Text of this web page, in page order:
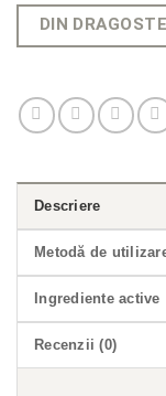
DIN
Descriere
Metodă de
Ingrediente active
Recenzii (0)